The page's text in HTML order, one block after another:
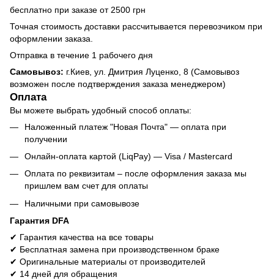
бесплатно при заказе от 2500 грн
Точная стоимость доставки рассчитывается перевозчиком при
оформлении заказа.
Отправка в течение 1 рабочего дня
Самовывоз: г.Киев, ул. Дмитрия Луценко, 8 (Самовывоз
возможен после подтверждения заказа менеджером)
Оплата
Вы можете выбрать удобный способ оплаты:
Наложенный платеж "Новая Почта" — оплата при
получении
Онлайн-оплата картой (LiqPay) — Visa / Mastercard
Оплата по реквизитам – после оформления заказа мы
пришлем вам счет для оплаты
Наличными при самовывозе
Гарантия DFA
✔ Гарантия качества на все товары
✔ Бесплатная замена при производственном браке
✔ Оригинальные материалы от производителей
✔ 14 дней для обращения